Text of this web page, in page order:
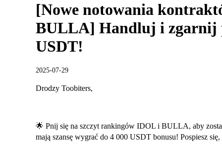
[Nowe notowania
BULLA] Handluj i zgarnij
USDT!
2025-07-29
Drodzy Toobiters,
🌟 Pnij się na szczyt rankingów IDOL i BULLA, aby
mają szansę wygrać do 4 000 USDT bonusu! Pospiesz